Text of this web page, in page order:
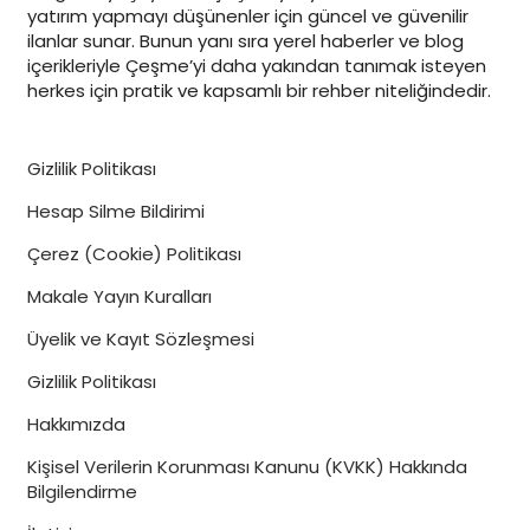
İrtibat
yatırım yapmayı düşünenler için güncel ve güvenilir
ilanlar sunar. Bunun yanı sıra yerel haberler ve blog
içerikleriyle Çeşme’yi daha yakından tanımak isteyen
herkes için pratik ve kapsamlı bir rehber niteliğindedir.
Gizlilik Politikası
Hesap Silme Bildirimi
Çerez (Cookie) Politikası
Makale Yayın Kuralları
Üyelik ve Kayıt Sözleşmesi
Gizlilik Politikası
Hakkımızda
Kişisel Verilerin Korunması Kanunu (KVKK) Hakkında
Bilgilendirme